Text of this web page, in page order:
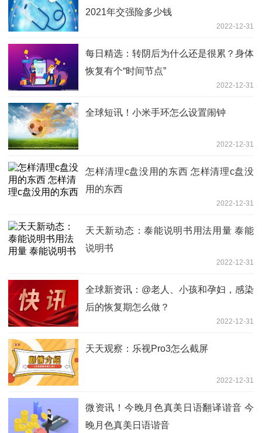
2021年交强险多少钱
2022-12-31
每日精选：转阴后为什么还是很累？身体
恢复有个“时间节点”
2022-12-31
全球短讯！小米手环怎么设置闹钟
2022-12-31
怎样清理c盘没用的东西 怎样清理c盘没
用的东西
2022-12-31
天天新动态：泰能说明书用法用量 泰能
说明书
2022-12-31
全球新资讯：@老人、小孩和孕妇，感染
后的恢复期怎么做？
2022-12-31
天天观察：乐视Pro3怎么截屏
2022-12-31
微资讯！今晚月色真美日语翻译谐音 今
晚月色真美日语谐音